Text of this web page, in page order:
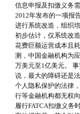
信息申报及扣缴义务
2012年发布的一项报
进行系统改造，组织
初步估计，仅系统改
花费巨额运营成本且
测，中国金融机构为
万美元至1亿美元。
说，最大的障碍还是
个人隐私保护的法律
行等金融机构都无权
履行FATCA扣缴义务